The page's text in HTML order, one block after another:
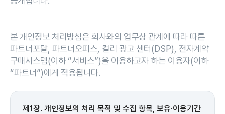
본 개인정보 처리방침은 회사와의 업무상 관계에 따라 따른
파트너포탈, 파트너오피스, 컬리 광고 센터(DSP), 전자계약
구매시스템(이하 “서비스”)을 이용하고자 하는 이용자(이하
“파트너”)에게 적용됩니다.
제1장. 개인정보의 처리 목적 및 수집 항목, 보유·이용기간